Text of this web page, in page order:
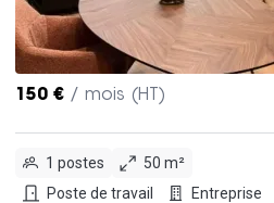
150 € / mois (HT)
1 postes
50 m²
Poste de travail
Entreprise